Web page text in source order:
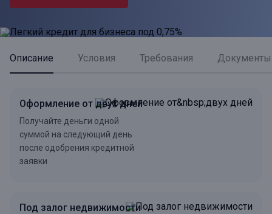
Описание Условия Требования Документы
Оформление от двух дней
Получайте деньги одной
суммой на следующий день
после одобрения кредитной
заявки
Под залог недвижимости